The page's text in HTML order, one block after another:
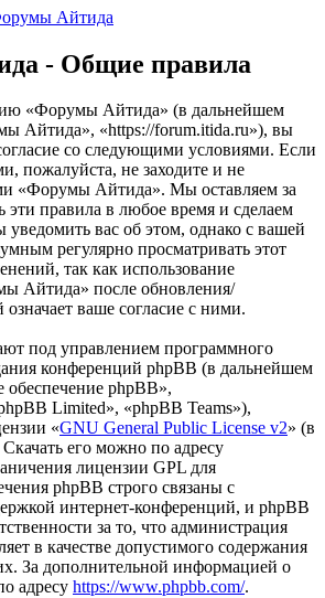
Айтида
- Общие правила
«Форумы Айтида» (в дальнейшем
Айтида», «https://forum.itida.ru»), вы
со следующими условиями. Если
пожалуйста, не заходите и не
«Форумы Айтида». Мы оставляем за
эти правила в любое время и сделаем
уведомить вас об этом, однако с вашей
регулярно просматривать этот
так как использование
Айтида» после обновления/
ваше согласие с ними.
под управлением программного
конференций phpBB (в дальнейшем
phpBB»,
Limited», «phpBB Teams»),
«GNU General Public License v2» (в
его можно по адресу
лицензии GPL для
phpBB строго связаны с
интернет-конференций, и phpBB
за то, что администрация
в качестве допустимого содержания
За дополнительной информацией о
адресу https://www.phpbb.com/.